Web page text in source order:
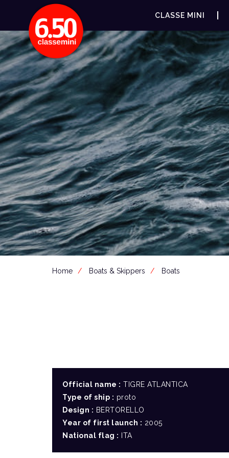
CLASSE MINI
Home Boats & Skippers Boats
Official name : TIGRE ATLANTICA
Type of ship : proto
Design : BERTORELLO
Year of first launch : 2005
National flag : ITA